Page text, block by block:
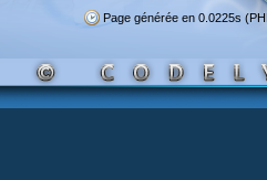
Page générée en 0.0225s